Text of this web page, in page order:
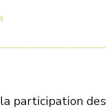
participation des